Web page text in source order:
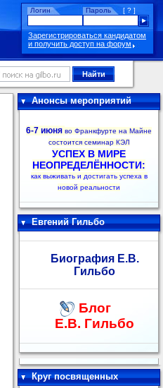
Логин [ ? ]
Пароль
Зарегистрироваться кандидатом
и получить доступ на форум
Анонсы мероприятий
6-7 июня во Франкфурте на Майне
состоится семинар КЭЛ
УСПЕХ В МИРЕ
НЕОПРЕДЕЛЁННОСТИ:
как выживать и достигать успеха в
новой реальности
Евгений Гильбо
Биография Е.В.
Гильбо
Блог
Е.В. Гильбо
Круг посвященных